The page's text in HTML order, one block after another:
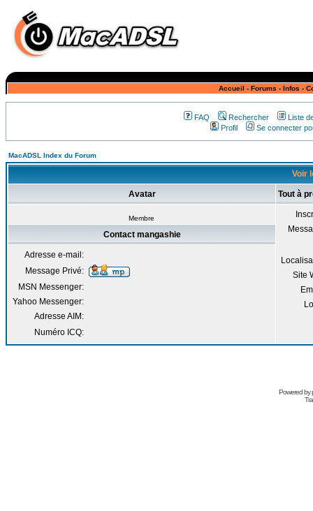
Accueil - Forums - Infos -
FAQ Rechercher
Liste
Profil
Se connecter
MacADSL Index du Forum
Voir
Avatar Tout à
Membre
Site
Contact mangashie
Adresse e-mail:
Message Privé:
MSN Messenger:
Yahoo Messenger:
Adresse AIM:
Numéro ICQ:
Powered by